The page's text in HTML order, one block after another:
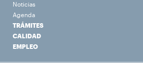
Noticias
Agenda
TRÁMITES
CALIDAD
EMPLEO